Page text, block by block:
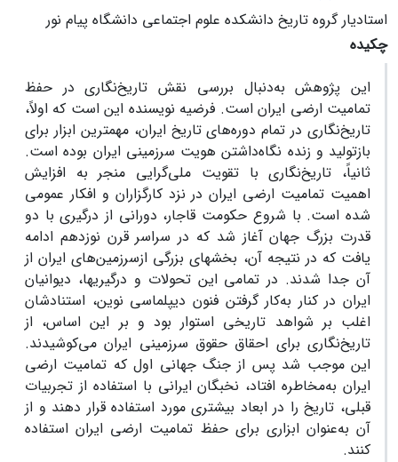
استادیار گروه تاریخ دانشکده علوم اجتماعی دانشگاه پیام نور
چکیده
این پژوهش به‌دنبال بررسی نقش تاریخ‌نگاری در حفظ
تمامیت ارضی ایران است. فرضیه نویسنده این است که اولاً،
تاریخ‏‌نگاری در تمام دوره‌‏های تاریخ ایران، مهم‏ترین ابزار برای
بازتولید و زنده نگاه‏‌داشتن هویت سرزمینی ایران بوده است.
ثانیاً، تاریخ‌‏نگاری با تقویت ملی‏‌گرایی منجر به افزایش
اهمیت تمامیت ارضی ایران در نزد کارگزاران و افکار عمومی
شده است. با شروع حکومت قاجار، دورانی از درگیری با دو
قدرت بزرگ جهان آغاز شد که در سراسر قرن نوزدهم ادامه
یافت که در نتیجه آن، بخش­های بزرگی ازسرزمین‌های ایران از
آن جدا شدند. در تمامی این تحولات و درگیری‎‏ها، دیوانیان
ایران در کنار به‌کار گرفتن فنون دیپلماسی نوین، استنادشان
اغلب بر شواهد تاریخی استوار بود و بر این اساس، از
تاریخ‏‌نگاری برای احقاق حقوق سرزمینی ایران می­‌کوشیدند.
این موجب شد پس از جنگ جهانی اول که تمامیت ارضی
ایران به‌مخاطره افتاد، نخبگان ایرانی با استفاده از تجربیات
قبلی، تاریخ را در ابعاد بیشتری مورد استفاده قرار دهند و از
آن به‌عنوان ابزاری برای حفظ تمامیت ارضی ایران استفاده
کنند.